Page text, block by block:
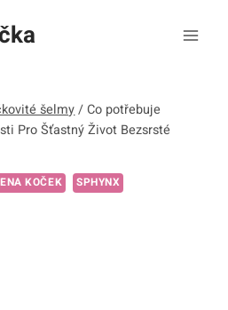
šelmy / Co potřebuje
Pro Šťastný Život Bezsrsté
KOČEK SPHYNX